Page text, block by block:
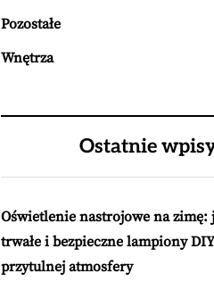
Pozostałe
Wnętrza
Ostatnie
Oświetlenie nastrojowe na zimę:
trwałe i bezpieczne lampiony
przytulnej atmosfery